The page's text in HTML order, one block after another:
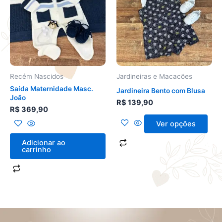
Recém Nascidos
Saída Maternidade Masc.
João
R$ 369,90
Adicionar ao
carrinho
Jardineiras e Macacões
Jardineira Bento com Blusa
R$ 139,90
Ver opções
várias
variantes.
As
opções
podem
na
página
do
produto